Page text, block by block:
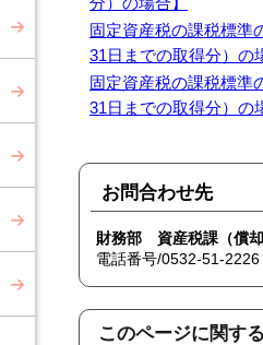
固定資産税の課税標準
31日までの取得分）の
固定資産税の課税標準
31日までの取得分）の
お問合わせ先
財務部 資産税課（償却
電話番号/0532-51-
このページに関す